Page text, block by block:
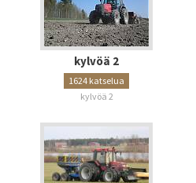
kylvöä 2
1624 katselua
kylvöä 2